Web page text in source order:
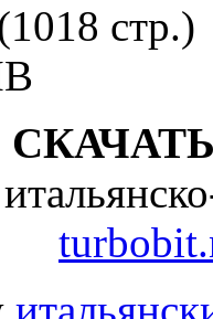
стр.)